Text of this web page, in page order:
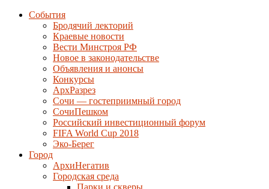
События
Бродячий лекторий
Краевые новости
Вести Минстроя РФ
Новое в законодательстве
Объявления и анонсы
Конкурсы
АрхРазрез
Сочи — гостеприимный город
СочиПешком
Российский инвестиционный форум
FIFA World Cup 2018
Эко-Берег
Город
АрхиНегатив
Городская среда
Парки и скверы